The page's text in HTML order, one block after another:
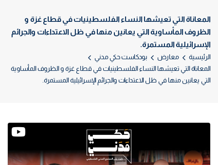
المعاناة التي تعيشها النساء الفلسطينيات في قطاع غزة و
الظروف المأساوية التي يعانين منها في ظل الاعتداءات والجرائم
الإسرائيلية المستمرة.
الرئيسية معارض
بودكاست حكي مدني
المعاناة التي تعيشها النساء الفلسطينيات في قطاع غزة و الظروف المأساوية
التي يعانين منها في ظل الاعتداءات والجرائم الإسرائيلية المستمرة.